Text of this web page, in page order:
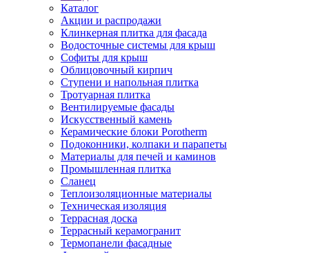
Каталог
Акции и распродажи
Клинкерная плитка для фасада
Водосточные системы для крыш
Софиты для крыш
Облицовочный кирпич
Ступени и напольная плитка
Тротуарная плитка
Вентилируемые фасады
Искусственный камень
Керамические блоки Porotherm
Подоконники, колпаки и парапеты
Материалы для печей и каминов
Промышленная плитка
Сланец
Теплоизоляционные материалы
Техническая изоляция
Террасная доска
Террасный керамогранит
Термопанели фасадные